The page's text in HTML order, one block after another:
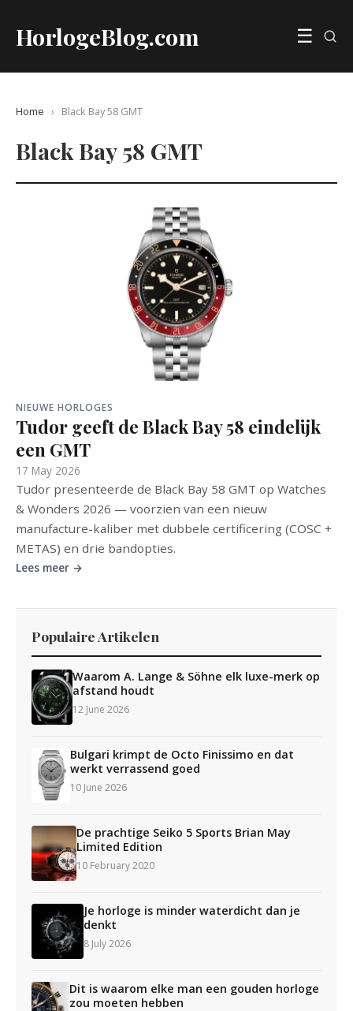
HorlogeBlog.com ☰
Home › Black Bay 58 GMT
Black Bay 58 GMT
NIEUWE HORLOGES
Tudor geeft de Black Bay 58 eindelijk
een GMT
17 May 2026
Tudor presenteerde de Black Bay 58 GMT op Watches
& Wonders 2026 — voorzien van een nieuw
manufacture-kaliber met dubbele certificering (COSC +
METAS) en drie bandopties.
Lees meer →
Populaire Artikelen
Waarom A. Lange & Söhne elk luxe-merk op
afstand houdt
12 June 2026
Bulgari krimpt de Octo Finissimo en dat
werkt verrassend goed
10 June 2026
De prachtige Seiko 5 Sports Brian May
Limited Edition
10 February 2020
Je horloge is minder waterdicht dan je
denkt
8 July 2026
Dit is waarom elke man een gouden horloge
zou moeten hebben